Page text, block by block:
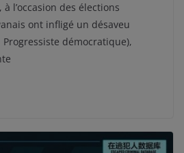
l’occasion des élections
ont infligé un désaveu
Progressiste démocratique),